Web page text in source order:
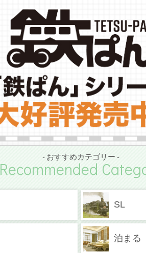
- おすすめカテゴリー -
Recommended
SL
泊まる